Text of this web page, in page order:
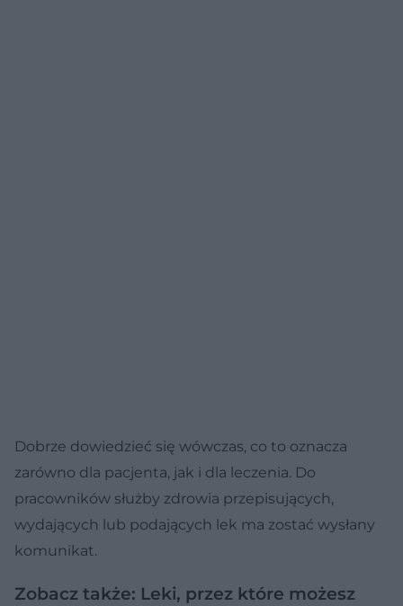
Dobrze dowiedzieć się wówczas, co to oznacza
zarówno dla pacjenta, jak i dla leczenia. Do
pracowników służby zdrowia przepisujących,
wydających lub podających lek ma zostać wysłany
komunikat.
Zobacz także: Leki, przez które możesz